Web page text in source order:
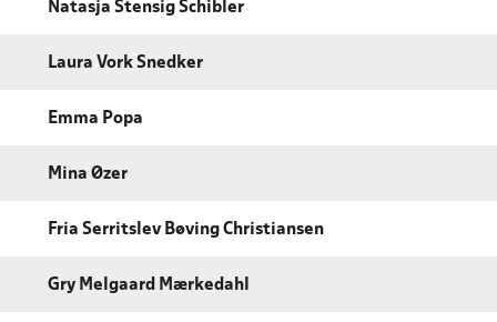
Natasja Stensig Schibler
Laura Vork Snedker
Emma Popa
Mina Øzer
Fria Serritslev Bøving Christiansen
Gry Melgaard Mærkedahl